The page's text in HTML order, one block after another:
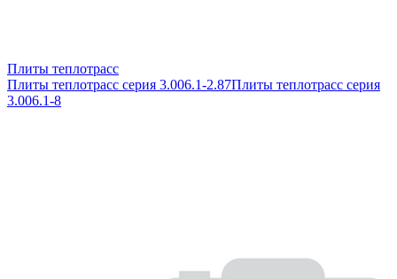
Плиты теплотрасс
Плиты теплотрасс серия 3.006.1-2.87Плиты теплотрасс серия
3.006.1-8